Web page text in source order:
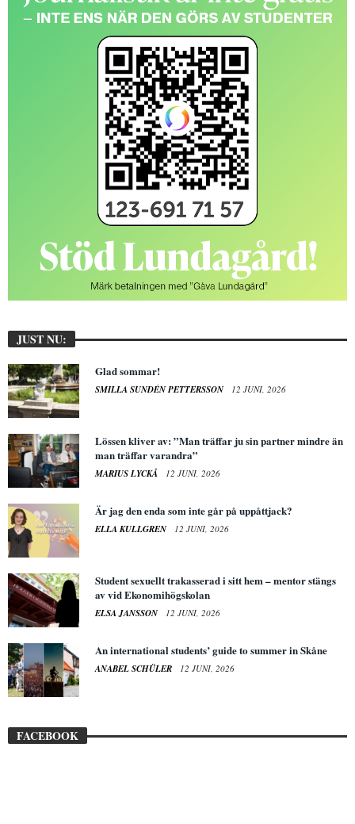
JUST NU:
Glad sommar!
SMILLA SUNDÉN PETTERSSON 12 JUNI, 2026
Lössen kliver av: ”Man träffar ju sin partner mindre än
man träffar varandra”
MARIUS LYCKÅ 12 JUNI, 2026
Är jag den enda som inte går på uppåttjack?
ELLA KULLGREN 12 JUNI, 2026
Student sexuellt trakasserad i sitt hem – mentor stängs
av vid Ekonomihögskolan
ELSA JANSSON 12 JUNI, 2026
An international students’ guide to summer in Skåne
ANABEL SCHÜLER 12 JUNI, 2026
FACEBOOK